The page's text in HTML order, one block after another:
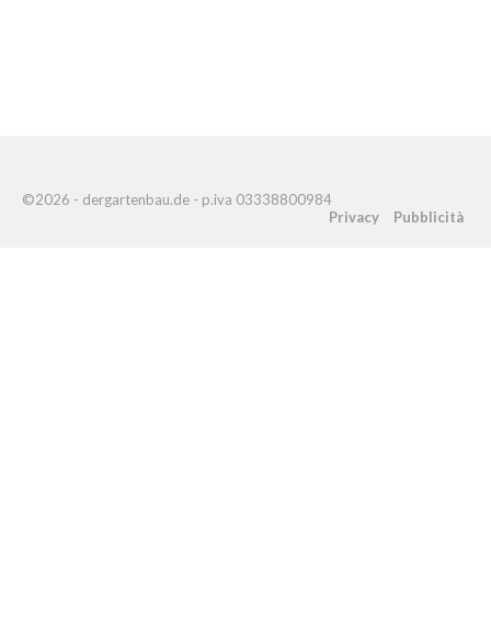
©2026 - dergartenbau.de - p.iva 03338800984
Privacy
Pubblicità